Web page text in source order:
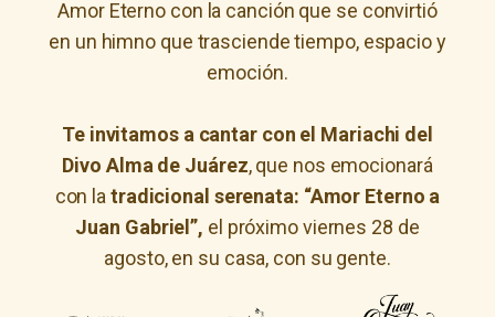
Amor Eterno con la canción que se convirtió
en un himno que trasciende tiempo, espacio y
emoción.
Te invitamos a cantar con el Mariachi del
Divo Alma de Juárez, que nos emocionará
con la tradicional serenata: “Amor Eterno a
Juan Gabriel”, el próximo viernes 28 de
agosto, en su casa, con su gente.